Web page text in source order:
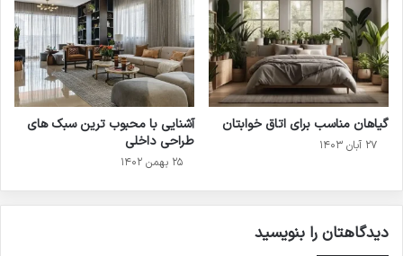
گیاهان مناسب برای اتاق خوابتان
۲۷ آبان ۱۴۰۳
آشنایی با محبوب ترین سبک های
طراحی داخلی
۲۵ بهمن ۱۴۰۲
دیدگاهتان را بنویسید